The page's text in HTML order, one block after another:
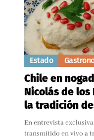
Estado
Chile en
Nicolás de
la tradición
En entrevista
transmitido en vivo a